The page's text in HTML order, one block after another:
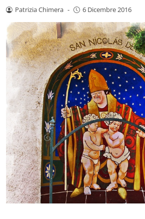
Patrizia Chimera - 6 Dicembre 2016